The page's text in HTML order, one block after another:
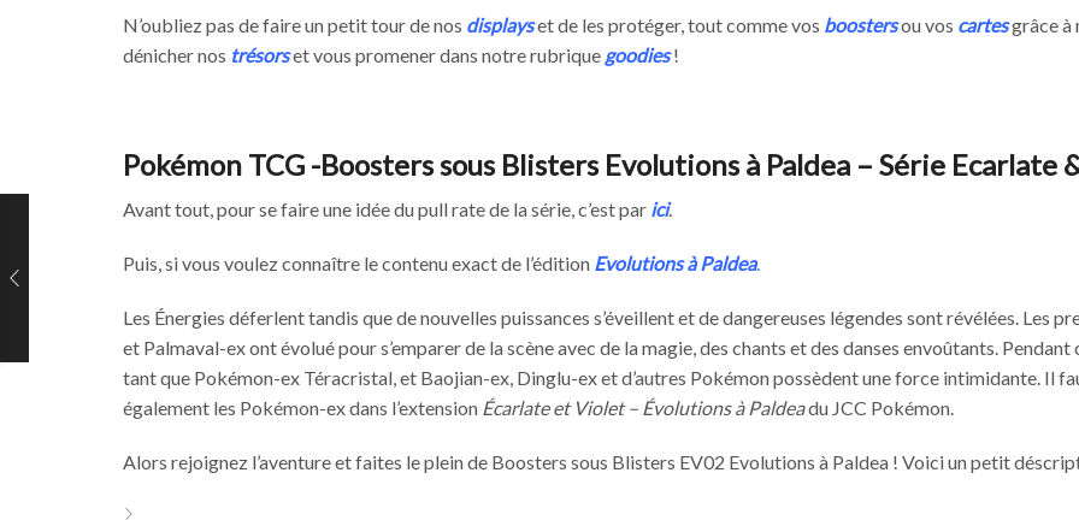
N’oubliez pas de faire un petit tour de nos displayset de les protéger, tout comme vos boostersou vos cartesgrâce à
dénicher nos trésorset vous promener dans notre rubrique goodies!
Pokémon TCG -Boosters sous Blisters Evolutions à Paldea – Série Ecarlate
Avant tout, pour se faire une idée du pull rate de la série, c’est par ici.
Puis, si vous voulez connaître le contenu exact de l’édition Evolutions à Paldea.
Les Énergies déferlent tandis que de nouvelles puissances s’éveillent et de dangereuses légendes sont révélées.
et Palmaval-ex ont évolué pour s’emparer de la scène avec de la magie, des chants et des danses envoûtants.
tant que Pokémon-ex Téracristal, et Baojian-ex, Dinglu-ex et d’autres Pokémon possèdent une force intimidante. Il
également les Pokémon-ex dans l’extension Écarlate et Violet – Évolutions à Paldeadu JCC Pokémon.
Alors rejoignez l’aventure et faites le plein de Boosters sous Blisters EV02 Evolutions à Paldea ! Voici un petit